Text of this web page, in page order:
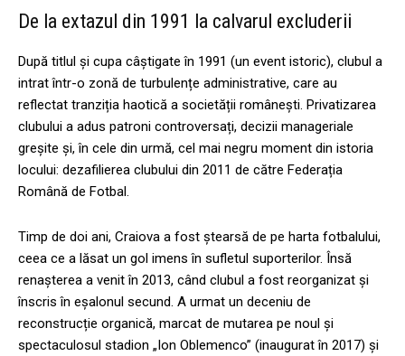
De la extazul din 1991 la calvarul excluderii
După titlul și cupa câștigate în 1991 (un event istoric), clubul a
intrat într-o zonă de turbulențe administrative, care au
reflectat tranziția haotică a societății românești. Privatizarea
clubului a adus patroni controversați, decizii manageriale
greșite și, în cele din urmă, cel mai negru moment din istoria
locului: dezafilierea clubului din 2011 de către Federația
Română de Fotbal.
Timp de doi ani, Craiova a fost ștearsă de pe harta fotbalului,
ceea ce a lăsat un gol imens în sufletul suporterilor. Însă
renașterea a venit în 2013, când clubul a fost reorganizat și
înscris în eșalonul secund. A urmat un deceniu de
reconstrucție organică, marcat de mutarea pe noul și
spectaculosul stadion „Ion Oblemenco” (inaugurat în 2017) și